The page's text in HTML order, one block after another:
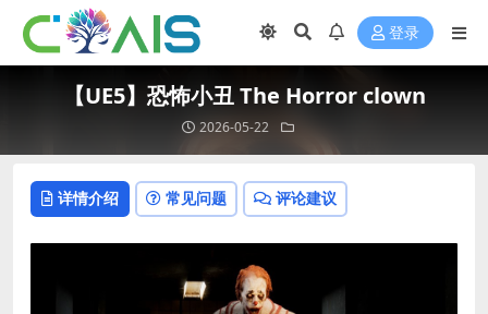
登录
【UE5】恐怖小丑 The Horror clown
2026-05-22
详情介绍 常见问题 评论建议